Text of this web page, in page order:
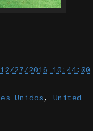
12/27/2016 10:44:00
Unidos , United